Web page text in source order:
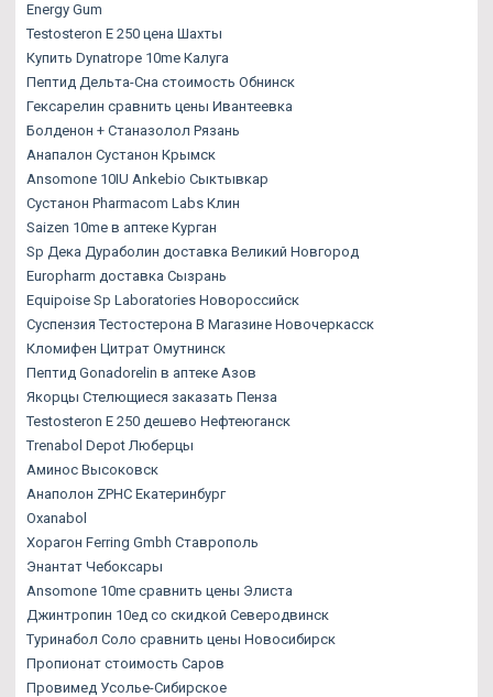
Energy Gum
Testosteron E 250 цена Шахты
Купить Dynatrope 10me Калуга
Пептид Дельта-Сна стоимость Обнинск
Гексарелин сравнить цены Ивантеевка
Болденон + Станазолол Рязань
Анапалон Сустанон Крымск
Ansomone 10IU Ankebio Сыктывкар
Сустанон Pharmacom Labs Клин
Saizen 10me в аптеке Курган
Sp Дека Дураболин доставка Великий Новгород
Europharm доставка Сызрань
Equipoise Sp Laboratories Новороссийск
Суспензия Тестостерона В Магазине Новочеркасск
Кломифен Цитрат Омутнинск
Пептид Gonadorelin в аптеке Азов
Якорцы Стелющиеся заказать Пенза
Testosteron E 250 дешево Нефтеюганск
Trenabol Depot Люберцы
Аминос Высоковск
Анаполон ZPHC Екатеринбург
Oxanabol
Хорагон Ferring Gmbh Ставрополь
Энантат Чебоксары
Ansomone 10me сравнить цены Элиста
Джинтропин 10ед со скидкой Северодвинск
Туринабол Соло сравнить цены Новосибирск
Пропионат стоимость Саров
Провимед Усолье-Сибирское